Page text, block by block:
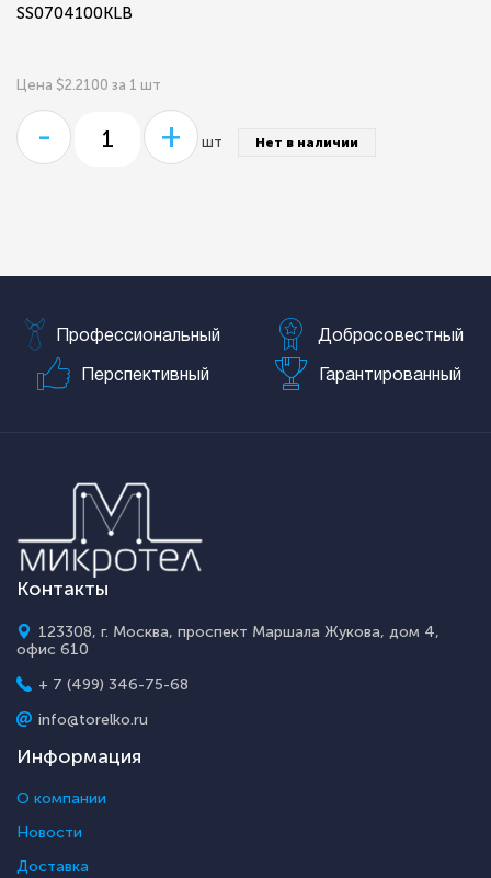
SS0704100KLB
Цена $2.2100 за 1 шт
- + шт Нет в наличии
Профессиональный Добросовестный
Перспективный Гарантированный
Контакты
123308, г. Москва, проспект Маршала Жукова, дом 4,
офис 610
+ 7 (499) 346-75-68
info@torelko.ru
Информация
О компании
Новости
Доставка